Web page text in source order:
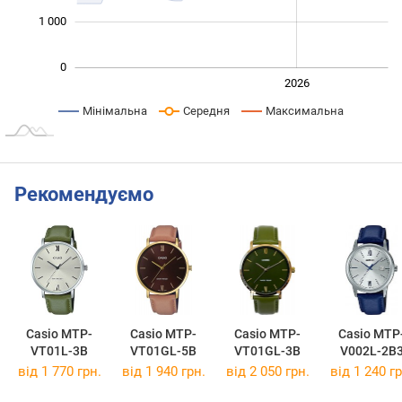
0
1 000
2026
Мінімальна Середня Максимальна
Рекомендуємо
Casio MTP-
VT01L-3B
Casio MTP-
VT01GL-5B
Casio MTP-
VT01GL-3B
Casio
V002L-
від 1 770 грн. від 1 940 грн. від 2 050 грн. від 1 240